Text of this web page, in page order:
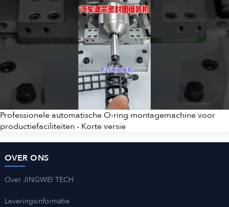
Professionele automatische O-ring montagemachine voor
productiefaciliteiten - Korte versie
OVER ONS
Over JINGWEI TECH
Leveringsinformatie